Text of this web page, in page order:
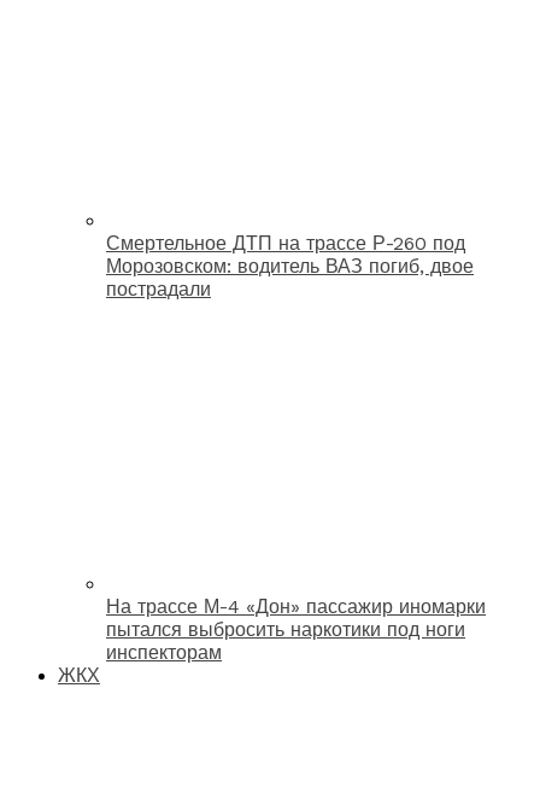
Смертельное ДТП на трассе Р-260 под
Морозовском: водитель ВАЗ погиб, двое
пострадали
На трассе М-4 «Дон» пассажир иномарки
пытался выбросить наркотики под ноги
инспекторам
ЖКХ